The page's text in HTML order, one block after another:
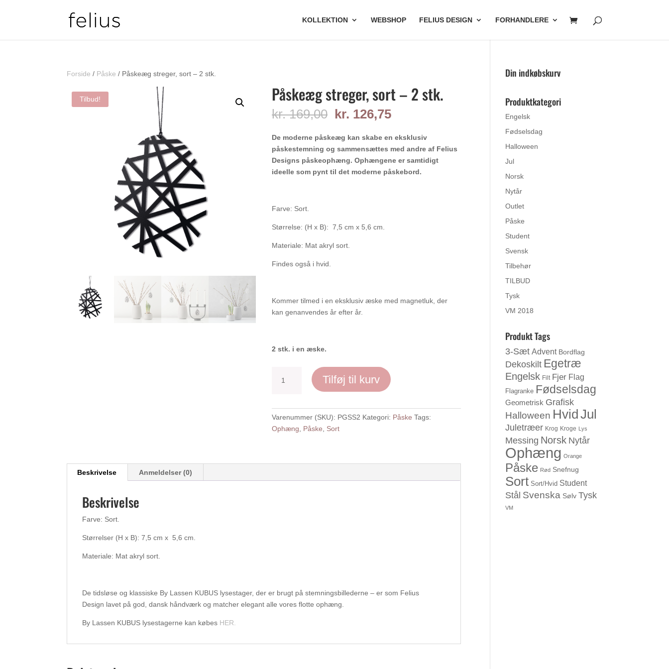
KOLLEKTION WEBSHOP FELIUS DESIGN FORHANDLERE
Forside / Påske / Påskeæg streger, sort – 2 stk.
Tilbud! Påskeæg streger, sort – 2 stk.
kr.169,00 Den
oprindelige
pris
var:
kr. 169,00.
kr. 126,75Den
pris
er:
kr. 126,75.
De moderne påskeæg kan skabe en eksklusiv
påskestemning og sammensættes med andre af Felius
Designs påskeophæng. Ophængene er samtidigt
ideelle som pynt til det moderne påskebord.
Farve: Sort.
Størrelse: (H x B): 7,5 cm x 5,6 cm.
Materiale: Mat akryl sort.
Findes også i hvid.
Kommer tilmed i en eksklusiv æske med magnetluk, der
kan genanvendes år efter år.
2 stk. i en æske.
streger,
2
stk.
Tilføj til kurv
Varenummer (SKU): PGSS2 Kategori: Påske Tags:
Ophæng
Påske Sort
Beskrivelse Anmeldelser (0)
Beskrivelse
Farve: Sort.
Størrelser (H x B): 7,5 cm x 5,6 cm.
Materiale: Mat akryl sort.
De tidsløse og klassiske By Lassen KUBUS lysestager, der er brugt på stemningsbillederne – er som Felius
Design lavet på god, dansk håndværk og matcher elegant alle vores flotte ophæng.
By Lassen KUBUS lysestagerne kan købes HER.
Din indkøbskurv
Produktkategori
Engelsk
Fødselsdag
Halloween
Jul
Norsk
Nytår
Outlet
Påske
Student
Svensk
Tilbehør
TILBUD
Tysk
VM 2018
Produkt Tags
3-Sæt Advent Bordflag
Dekoskilt Egetræ
Engelsk Filt Fjer Flag
Flagranke Fødselsdag
Geometrisk Grafisk
Halloween Hvid Jul
Juletræer Krog Kroge Lys
Messing Norsk Nytår
Ophæng Orange
Påske Rød Snefnug
Sort Sort/Hvid Student
Stål Svenska Sølv Tysk
VM